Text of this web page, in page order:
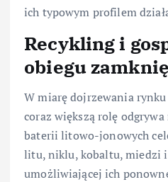
ich typowym profilem
Recykling i
obiegu
W miarę dojrzewania
coraz większą rolę
baterii litowo-jonowych
litu, niklu, kobaltu, miedzi
umożliwiającej ich